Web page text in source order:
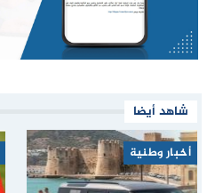
شاهد أيضا
أخبار وطنية